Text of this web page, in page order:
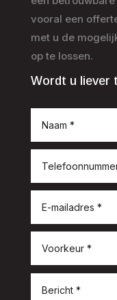
vooral een
met u de
op te lossen.
Wordt u liever